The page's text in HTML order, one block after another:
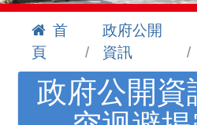
區
首
頁
政府公開
資訊
政府公開資